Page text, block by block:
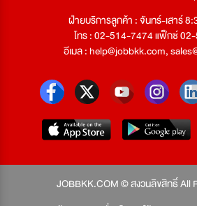
ฝ่ายบริการลูกค้า : จันทร์-เสาร์
โทร : 02-514-7474 แฟ็กซ์
อีเมล :help@jobbkk.com,
JOBBKK.COM © สงวนลิขสิทธิ์ All